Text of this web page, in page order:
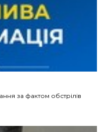
за фактом обстрілів